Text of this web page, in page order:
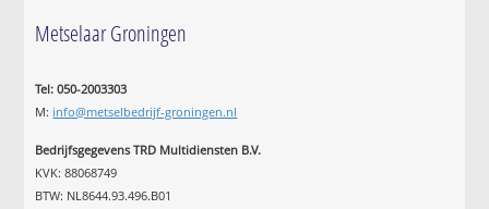
Metselaar Groningen
Tel: 050-2003303
M: info@metselbedrijf-groningen.nl
Bedrijfsgegevens TRD Multidiensten B.V.
KVK: 88068749
BTW: NL8644.93.496.B01